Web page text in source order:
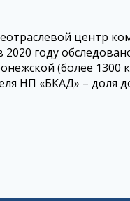
центр
году
(более 1300
НП «БКАД» – доля